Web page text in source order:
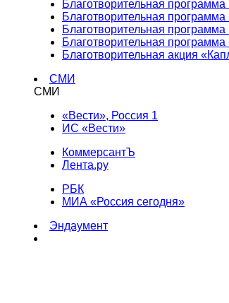
Благотворительная
Благотворительная
Благотворительная программа
Благотворительная
Благотворительная акция
СМИ
СМИ
«Вести», Россия 1
ИС «Вести»
КоммерсантЪ
Лента.ру
РБК
МИА «Россия сегодня»
Эндаумент